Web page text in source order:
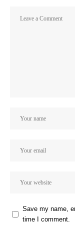
Save my name,
time I comment.